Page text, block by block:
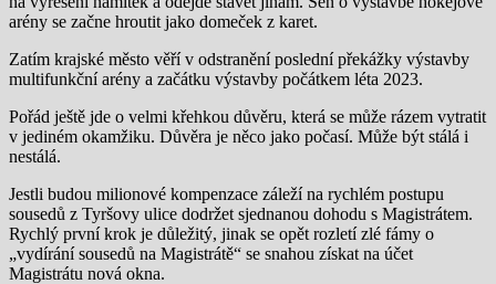
arény se začne hroutit jako domeček z karet.
Zatím krajské město věří v odstranění poslední překážky výstavby
multifunkční arény a začátku výstavby počátkem léta 2023.
Pořád ještě jde o velmi křehkou důvěru, která se může rázem vytratit
v jediném okamžiku. Důvěra je něco jako počasí. Může být stálá i
nestálá.
Jestli budou milionové kompenzace záleží na rychlém postupu
sousedů z Tyršovy ulice dodržet sjednanou dohodu s Magistrátem.
Rychlý první krok je důležitý, jinak se opět rozletí zlé fámy o
„vydírání sousedů na Magistrátě“ se snahou získat na účet
Magistrátu nová okna.